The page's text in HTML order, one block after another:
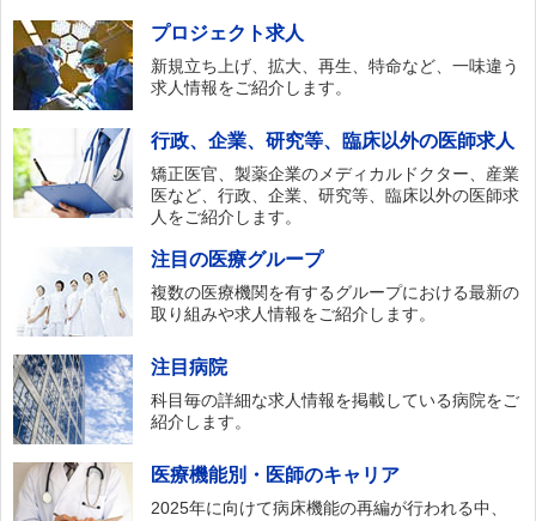
プロジェクト求人
新規立ち上げ、拡大、再生、特命など、一味違う
求人情報をご紹介します。
行政、企業、研究等、臨床以外の医師求人
矯正医官、製薬企業のメディカルドクター、産業
医など、行政、企業、研究等、臨床以外の医師求
人をご紹介します。
注目の医療グループ
複数の医療機関を有するグループにおける最新の
取り組みや求人情報をご紹介します。
注目病院
科目毎の詳細な求人情報を掲載している病院をご
紹介します。
医療機能別・医師のキャリア
2025年に向けて病床機能の再編が行われる中、